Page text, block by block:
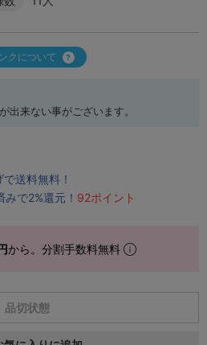
クについて
出来ない事がございます。
送料無料！
で2%還元！ 92ポイント
から。分割手数料無料
品切状態